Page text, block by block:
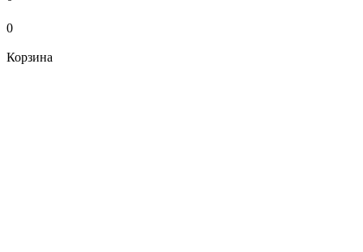
0
Корзина